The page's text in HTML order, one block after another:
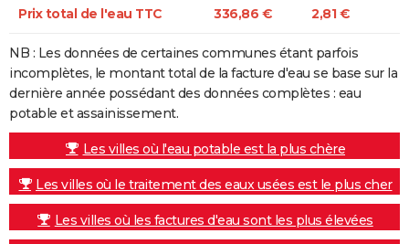
Prix total de l'eau TTC 336,86 € 2,81 €
NB : Les données de certaines communes étant parfois
incomplètes, le montant total de la facture d'eau se base sur la
dernière année possédant des données complètes : eau
potable et assainissement.
Les villes où l'eau potable est la plus chère
Les villes où le traitement des eaux usées est le plus cher
Les villes où les factures d'eau sont les plus élevées